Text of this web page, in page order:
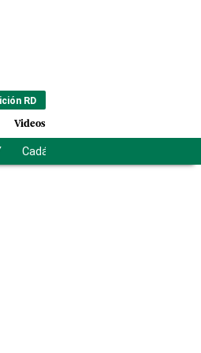
RD
Videos
Cadáveres en Chicago